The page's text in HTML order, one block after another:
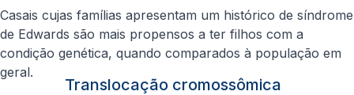
Casais cujas famílias apresentam um histórico de síndrome
de Edwards são mais propensos a ter filhos com a
condição genética, quando comparados à população em
geral.
Translocação cromossômica